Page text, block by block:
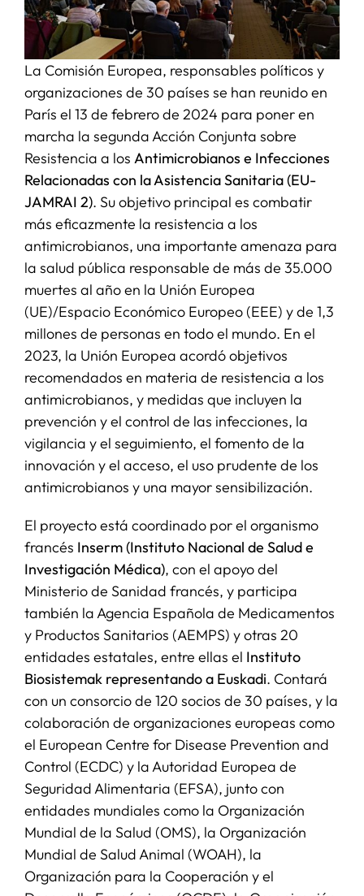
La Comisión Europea, responsables políticos y
organizaciones de 30 países se han reunido en
París el 13 de febrero de 2024 para poner en
marcha la segunda Acción Conjunta sobre
Resistencia a los Antimicrobianos e Infecciones
Relacionadas con la Asistencia Sanitaria (EU-
JAMRAI 2). Su objetivo principal es combatir
más eficazmente la resistencia a los
antimicrobianos, una importante amenaza para
la salud pública responsable de más de 35.000
muertes al año en la Unión Europea
(UE)/Espacio Económico Europeo (EEE) y de 1,3
millones de personas en todo el mundo. En el
2023, la Unión Europea acordó objetivos
recomendados en materia de resistencia a los
antimicrobianos, y medidas que incluyen la
prevención y el control de las infecciones, la
vigilancia y el seguimiento, el fomento de la
innovación y el acceso, el uso prudente de los
antimicrobianos y una mayor sensibilización.
El proyecto está coordinado por el organismo
francés Inserm (Instituto Nacional de Salud e
Investigación Médica), con el apoyo del
Ministerio de Sanidad francés, y participa
también la Agencia Española de Medicamentos
y Productos Sanitarios (AEMPS) y otras 20
entidades estatales, entre ellas el Instituto
Biosistemak representando a Euskadi. Contará
con un consorcio de 120 socios de 30 países, y la
colaboración de organizaciones europeas como
el European Centre for Disease Prevention and
Control (ECDC) y la Autoridad Europea de
Seguridad Alimentaria (EFSA), junto con
entidades mundiales como la Organización
Mundial de la Salud (OMS), la Organización
Mundial de Salud Animal (WOAH), la
Organización para la Cooperación y el